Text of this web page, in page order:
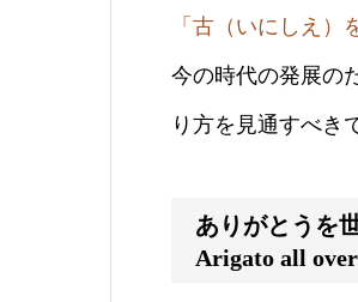
「古（いにしえ）
今の時代の発展の
り方を見通すべき
ありがとうを
Arigato all